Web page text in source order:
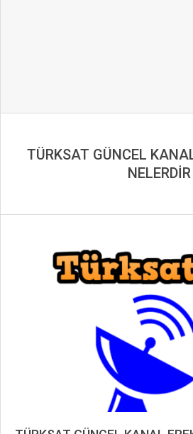
TÜRKSAT GÜNCEL
NELERDİR